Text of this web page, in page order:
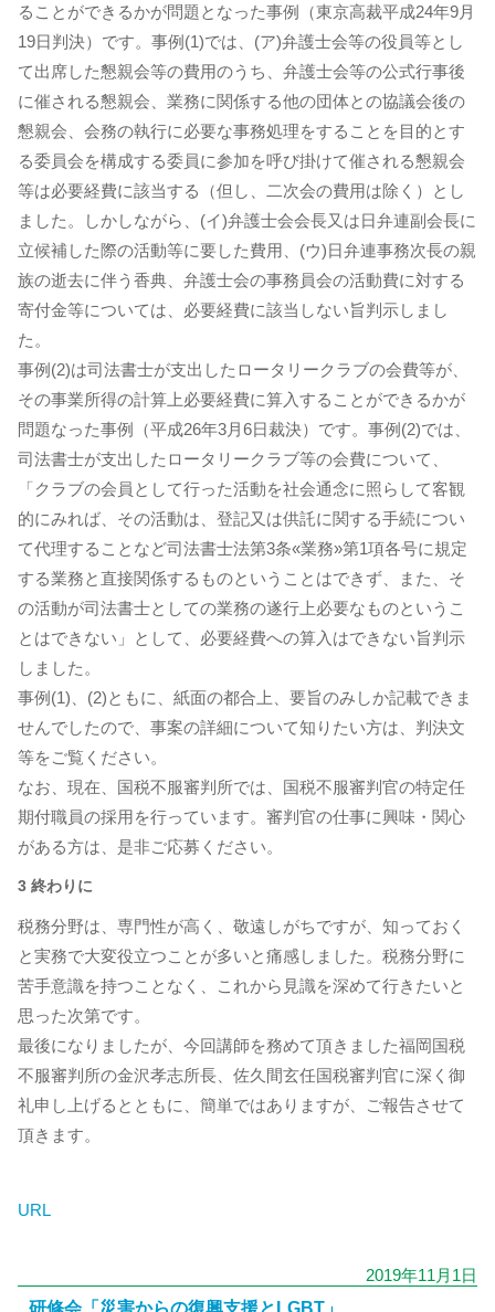
ることができるかが問題となった事例（東京高裁平成24年9月
19日判決）です。事例(1)では、(ア)弁護士会等の役員等とし
て出席した懇親会等の費用のうち、弁護士会等の公式行事後
に催される懇親会、業務に関係する他の団体との協議会後の
懇親会、会務の執行に必要な事務処理をすることを目的とす
る委員会を構成する委員に参加を呼び掛けて催される懇親会
等は必要経費に該当する（但し、二次会の費用は除く）とし
ました。しかしながら、(イ)弁護士会会長又は日弁連副会長に
立候補した際の活動等に要した費用、(ウ)日弁連事務次長の親
族の逝去に伴う香典、弁護士会の事務員会の活動費に対する
寄付金等については、必要経費に該当しない旨判示しまし
た。
事例(2)は司法書士が支出したロータリークラブの会費等が、
その事業所得の計算上必要経費に算入することができるかが
問題なった事例（平成26年3月6日裁決）です。事例(2)では、
司法書士が支出したロータリークラブ等の会費について、
「クラブの会員として行った活動を社会通念に照らして客観
的にみれば、その活動は、登記又は供託に関する手続につい
て代理することなど司法書士法第3条«業務»第1項各号に規定
する業務と直接関係するものということはできず、また、そ
の活動が司法書士としての業務の遂行上必要なものというこ
とはできない」として、必要経費への算入はできない旨判示
しました。
事例(1)、(2)ともに、紙面の都合上、要旨のみしか記載できま
せんでしたので、事案の詳細について知りたい方は、判決文
等をご覧ください。
なお、現在、国税不服審判所では、国税不服審判官の特定任
期付職員の採用を行っています。審判官の仕事に興味・関心
がある方は、是非ご応募ください。
3 終わりに
税務分野は、専門性が高く、敬遠しがちですが、知っておく
と実務で大変役立つことが多いと痛感しました。税務分野に
苦手意識を持つことなく、これから見識を深めて行きたいと
思った次第です。
最後になりましたが、今回講師を務めて頂きました福岡国税
不服審判所の金沢孝志所長、佐久間玄任国税審判官に深く御
礼申し上げるとともに、簡単ではありますが、ご報告させて
頂きます。
URL
2019年11月1日
研修会「災害からの復興支援とLGBT」